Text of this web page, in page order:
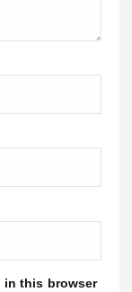
in this browser